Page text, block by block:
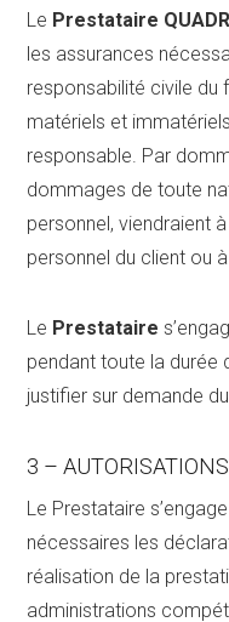
Le Prestataire
les assurances
responsabilité civile
matériels et
responsable. Par
dommages de toute
personnel, viendraient
personnel du client ou
Le Prestataire
pendant toute la durée
justifier sur demande du
3 –
Le Prestataire
nécessaires les
réalisation de la
administrations